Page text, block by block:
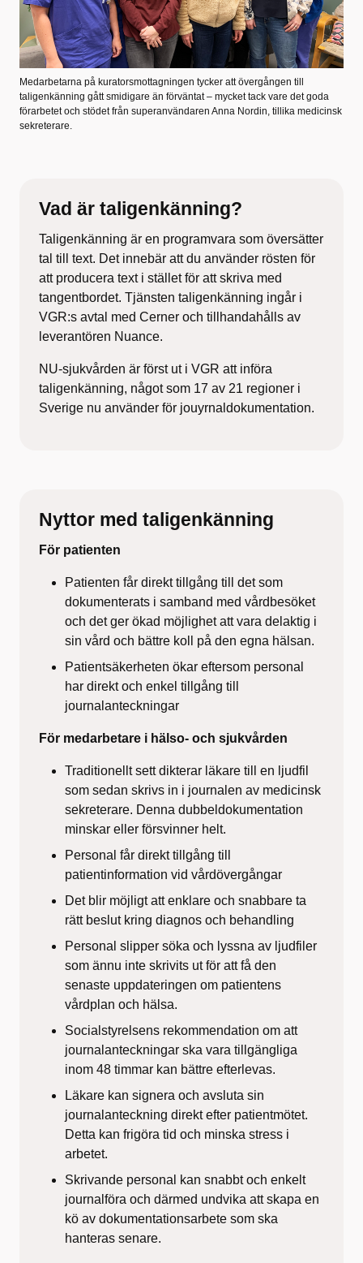
Medarbetarna på kuratorsmottagningen tycker att övergången till
taligenkänning gått smidigare än förväntat – mycket tack vare det goda
förarbetet och stödet från superanvändaren Anna Nordin, tillika medicinsk
sekreterare.
Vad är taligenkänning?
Taligenkänning är en programvara som översätter
tal till text. Det innebär att du använder rösten för
att producera text i stället för att skriva med
tangentbordet. Tjänsten taligenkänning ingår i
VGR:s avtal med Cerner och tillhandahålls av
leverantören Nuance.
NU-sjukvården är först ut i VGR att införa
taligenkänning, något som 17 av 21 regioner i
Sverige nu använder för jouyrnaldokumentation.
Nyttor med taligenkänning
För patienten
Patienten får direkt tillgång till det som
dokumenterats i samband med vårdbesöket
och det ger ökad möjlighet att vara delaktig i
sin vård och bättre koll på den egna hälsan.
Patientsäkerheten ökar eftersom personal
har direkt och enkel tillgång till
journalanteckningar
För medarbetare i hälso- och sjukvården
Traditionellt sett dikterar läkare till en ljudfil
som sedan skrivs in i journalen av medicinsk
sekreterare. Denna dubbeldokumentation
minskar eller försvinner helt.
Personal får direkt tillgång till
patientinformation vid vårdövergångar
Det blir möjligt att enklare och snabbare ta
rätt beslut kring diagnos och behandling
Personal slipper söka och lyssna av ljudfiler
som ännu inte skrivits ut för att få den
senaste uppdateringen om patientens
vårdplan och hälsa.
Socialstyrelsens rekommendation om att
journalanteckningar ska vara tillgängliga
inom 48 timmar kan bättre efterlevas.
Läkare kan signera och avsluta sin
journalanteckning direkt efter patientmötet.
Detta kan frigöra tid och minska stress i
arbetet.
Skrivande personal kan snabbt och enkelt
journalföra och därmed undvika att skapa en
kö av dokumentationsarbete som ska
hanteras senare.